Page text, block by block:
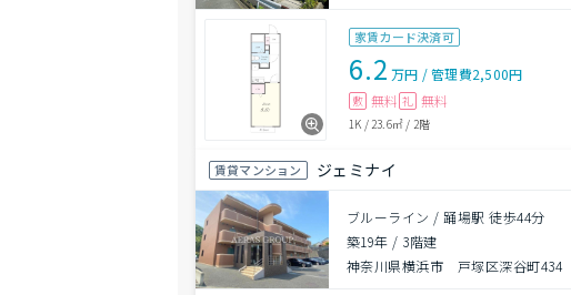
家賃カード決済可
6.2 万円 /管理費2,500円
敷 無料 礼 無料
1K /23.6㎡ / 2階
賃貸マンション ジェミナイ
ブルーライン / 踊場駅 徒歩44分
築19年 / 3階建
神奈川県横浜市 戸塚区深谷町434